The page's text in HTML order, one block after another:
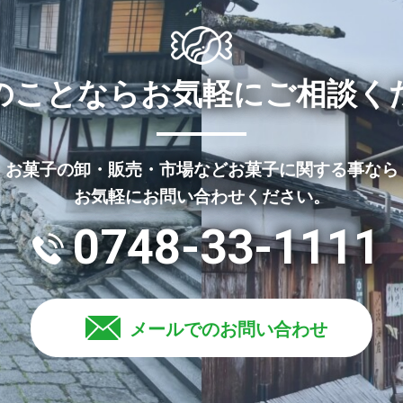
ことならお気軽にご相談く
お菓子の卸・販売・市場などお菓子に関する事なら
お気軽にお問い合わせください。
0748-33-1111
メールでのお問い合わせ